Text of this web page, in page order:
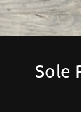
Sole